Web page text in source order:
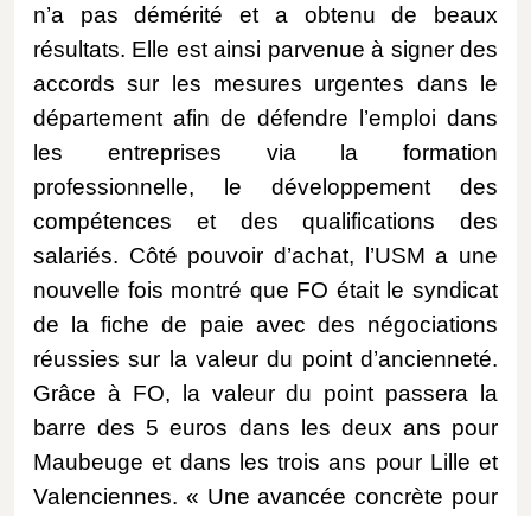
n’a pas démérité et a obtenu de beaux
résultats. Elle est ainsi parvenue à signer des
accords sur les mesures urgentes dans le
département afin de défendre l’emploi dans
les entreprises via la formation
professionnelle, le développement des
compétences et des qualifications des
salariés. Côté pouvoir d’achat, l’USM a une
nouvelle fois montré que FO était le syndicat
de la fiche de paie avec des négociations
réussies sur la valeur du point d’ancienneté.
Grâce à FO, la valeur du point passera la
barre des 5 euros dans les deux ans pour
Maubeuge et dans les trois ans pour Lille et
Valenciennes. « Une avancée concrète pour